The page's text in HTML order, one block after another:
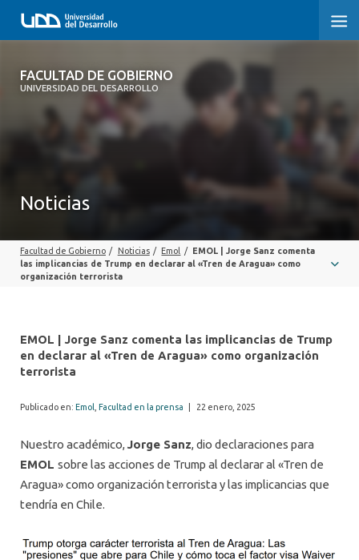
FACULTAD DE GOBIERNO
UNIVERSIDAD DEL DESARROLLO
FACULTAD DE GOBIERNO
EXTENSIÓN
Noticias
Facultad de Gobierno / Noticias / Emol /
EMOL | Jorge Sanz comenta
las implicancias de Trump en declarar al «Tren de Aragua» como
organización terrorista
EMOL | Jorge Sanz comenta las implicancias de Trump
en declarar al «Tren de Aragua» como organización
terrorista
Publicado en: Emol Facultad en la prensa 22 enero, 2025
Nuestro académico, Jorge Sanz, dio declaraciones para
EMOL sobre las acciones de Trump al declarar al «Tren de
Aragua» como organización terrorista y las implicancias que
tendría en Chile.